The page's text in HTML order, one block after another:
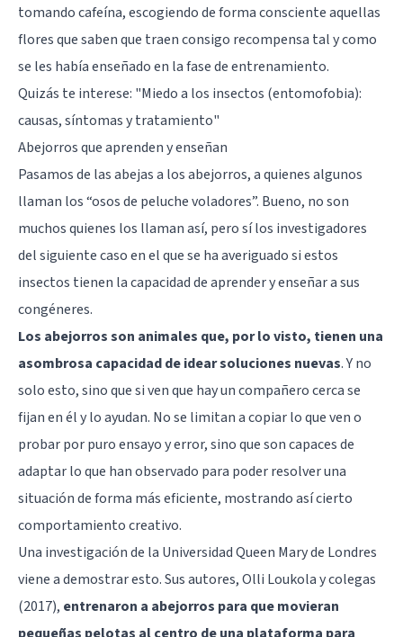
tomando cafeína, escogiendo de forma consciente aquellas
flores que saben que traen consigo recompensa tal y como
se les había enseñado en la fase de entrenamiento.
Quizás te interese: "Miedo a los insectos (entomofobia):
causas, síntomas y tratamiento"
Abejorros que aprenden y enseñan
Pasamos de las abejas a los abejorros, a quienes algunos
llaman los “osos de peluche voladores”. Bueno, no son
muchos quienes los llaman así, pero sí los investigadores
del siguiente caso en el que se ha averiguado si estos
insectos tienen la capacidad de aprender y enseñar a sus
congéneres.
Los abejorros son animales que, por lo visto, tienen una
asombrosa capacidad de idear soluciones nuevas. Y no
solo esto, sino que si ven que hay un compañero cerca se
fijan en él y lo ayudan. No se limitan a copiar lo que ven o
probar por puro ensayo y error, sino que son capaces de
adaptar lo que han observado para poder resolver una
situación de forma más eficiente, mostrando así cierto
comportamiento creativo.
Una investigación de la Universidad Queen Mary de Londres
viene a demostrar esto. Sus autores, Olli Loukola y colegas
(2017), entrenaron a abejorros para que movieran